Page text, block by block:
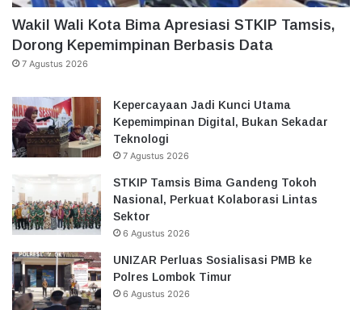
Wakil Wali Kota Bima Apresiasi STKIP Tamsis,
Dorong Kepemimpinan Berbasis Data
7 Agustus 2026
Kepercayaan Jadi Kunci Utama
Kepemimpinan Digital, Bukan Sekadar
Teknologi
7 Agustus 2026
STKIP Tamsis Bima Gandeng Tokoh
Nasional, Perkuat Kolaborasi Lintas
Sektor
6 Agustus 2026
UNIZAR Perluas Sosialisasi PMB ke
Polres Lombok Timur
6 Agustus 2026